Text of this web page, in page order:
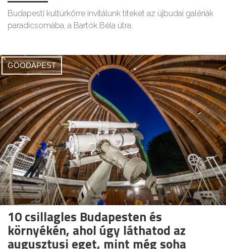
Budapesti kultúrkörre invitálunk titeket az újbudai galériák
paradicsomába, a Bartók Béla útra.
GOODAPEST
10 csillagles Budapesten és
környékén, ahol úgy láthatod az
augusztusi eget, mint még soha